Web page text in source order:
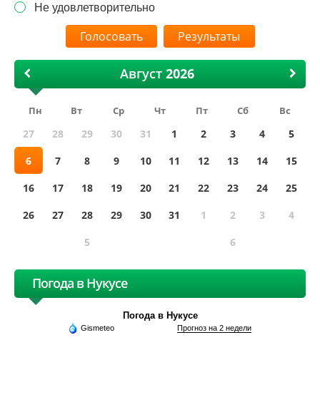
Не удовлетворительно
Результаты
Август
Пн Вт Ср Чт Пт Сб Вс
27 28 29 30 31 1 2 3 4
5
6
7 8 9 10 11 12 13 14
15
16
17 18 19 20 21 22 23 24
25
26
27 28 29 30 31 1 2 3
4
5
6
Погода в Нукусе
Погода в Нукусе
Gismeteo Прогноз на 2 недели